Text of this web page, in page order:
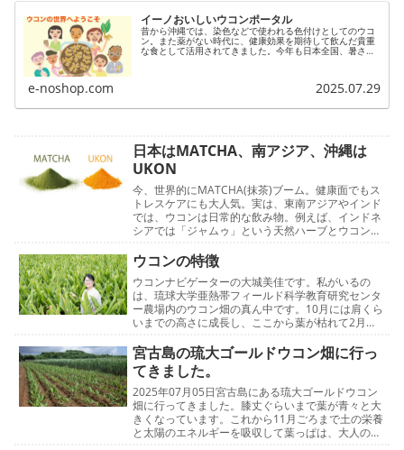
イーノおいしいウコンポータル
昔から沖縄では、染色などで使われる色付けとしてのウコ
ン。また薬がない時代に、健康効果を期待して飲んだ貴重
な食として活用されてきました。今年も日本全国、暑さが
気になります。体も肌も元気を保つにはやっぱりウコンが
e-noshop.com 2025.07.29
日本はMATCHA、南アジア、沖縄は
UKON
今、世界的にMATCHA(抹茶)ブーム。健康面でもス
トレスケアにも大人気。実は、東南アジアやインド
では、ウコンは日常的な飲み物。例えば、インドネ
シアでは「ジャムゥ」という天然ハーブとウコンを
共通…
ウコンの特徴
ウコンナビゲーターの大城美佳です。私がいるの
は、琉球大学亜熱帯フィールド科学教育研究センタ
ー農場内のウコン畑の真ん中です。10月には肩くら
いまでの高さに成長し、ここから葉が枯れて2月に
コンショウ…
宮古島の琉大ゴールドウコン畑に行っ
てきました。
2025年07月05日宮古島にある琉大ゴールドウコン
畑に行ってきました。膝丈ぐらいまで葉が青々と大
きくなっています。これから11月ごろまで土の栄養
と太陽のエネルギーを吸収して葉っぱは、大人の背